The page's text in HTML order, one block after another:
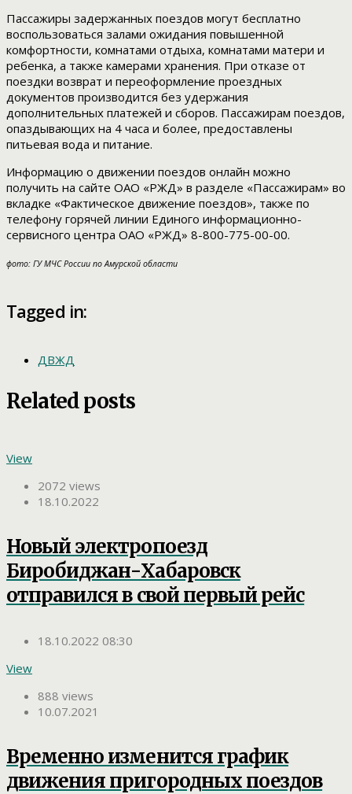
Пассажиры задержанных поездов могут бесплатно
воспользоваться залами ожидания повышенной
комфортности, комнатами отдыха, комнатами матери и
ребенка, а также камерами хранения. При отказе от
поездки возврат и переоформление проездных
документов производится без удержания
дополнительных платежей и сборов. Пассажирам поездов,
опаздывающих на 4 часа и более, предоставлены
питьевая вода и питание.
Информацию о движении поездов онлайн можно
получить на сайте ОАО «РЖД» в разделе «Пассажирам» во
вкладке «Фактическое движение поездов», также по
телефону горячей линии Единого информационно-
сервисного центра ОАО «РЖД» 8-800-775-00-00.
фото: ГУ МЧС России по Амурской области
Tagged in:
ДВЖД
Related posts
View
2072 views
18.10.2022
Новый электропоезд
Биробиджан-Хабаровск
отправился в свой первый рейс
18.10.2022 08:30
View
888 views
10.07.2021
Временно изменится график
движения пригородных поездов